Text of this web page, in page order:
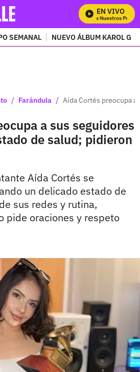
EN VIVO
Mira Todos Nuestros
SEMANAL NUEVO ÁLBUM KAROL G
/ Farándula / Aída Cortés preocupa
a sus seguidores
de salud; pidieron
Aída Cortés se
un delicado estado de
sus redes y rutina,
pide oraciones y respeto